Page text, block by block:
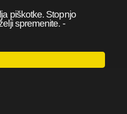
piškotke. Stopnjo
spremenite. -